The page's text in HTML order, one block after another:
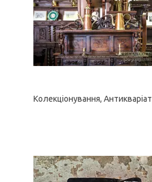
Колекціонування, Антикваріат